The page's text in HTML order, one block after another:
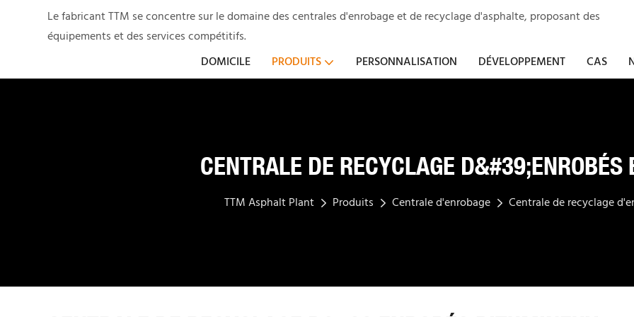
Le fabricant TTM se concentre sur le domaine des centrales d'enrobage et de recyclage d'asphalte, proposant des
équipements et des services compétitifs.
DOMICILE
PRODUITS PERSONNALISATION DÉVELOPPEMENT CAS
CENTRALE DE RECYCLAGE
TTM Asphalt Plant Produits Centrale d'enrobage Centrale de recyclage